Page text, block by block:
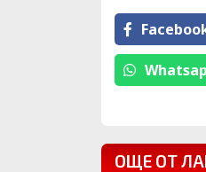
ОЩЕ ОТ